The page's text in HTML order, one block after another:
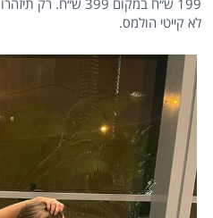
199 ש״ח במקום 399
לא קייטי הולמס.